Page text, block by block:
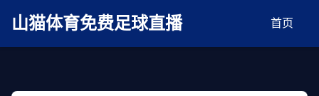
AV在线无码麻豆
山猫体育免费足球直播 首页